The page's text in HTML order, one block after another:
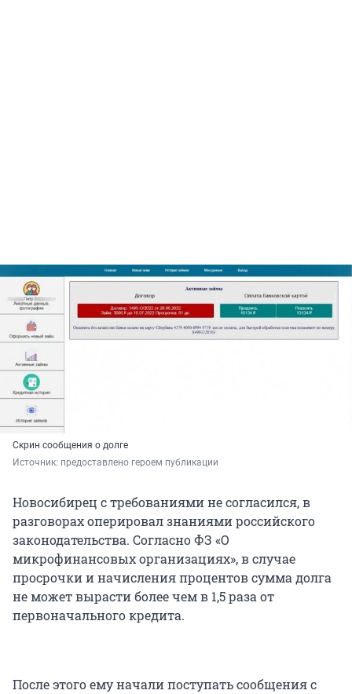
Скрин сообщения о долге
Источник: предоставлено героем публикации
Новосибирец с требованиями не согласился, в
разговорах оперировал знаниями российского
законодательства. Согласно ФЗ «О
микрофинансовых организациях», в случае
просрочки и начисления процентов сумма долга
не может вырасти более чем в 1,5 раза от
первоначального кредита.
После этого ему начали поступать сообщения с